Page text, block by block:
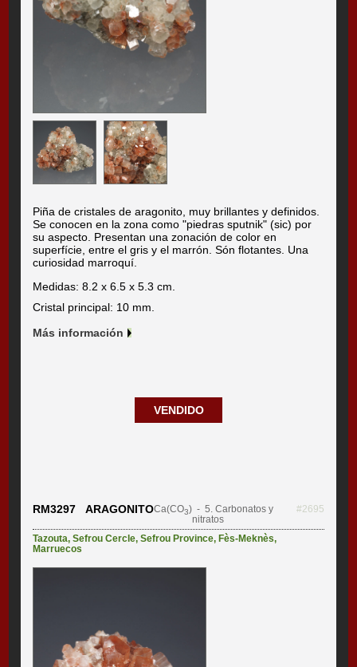
Piña de cristales de aragonito, muy brillantes y definidos.
Se conocen en la zona como "piedras sputnik" (sic) por
su aspecto. Presentan una zonación de color en
superfície, entre el gris y el marrón. Són flotantes. Una
curiosidad marroquí.
Medidas: 8.2 x 6.5 x 5.3 cm.
Cristal principal: 10 mm.
Más información
VENDIDO
RM3297 ARAGONITOCa(CO3) - 5. Carbonatos y
nitratos
#2695
Tazouta,Sefrou Cercle,Sefrou Province,Fès-Meknès,
Marruecos